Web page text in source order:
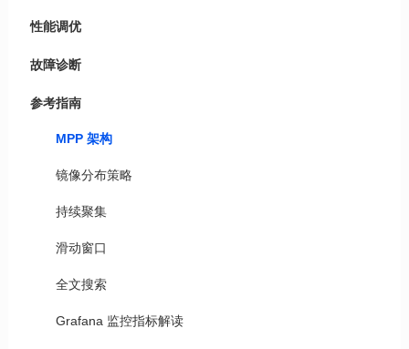
性能调优
故障诊断
参考指南
MPP 架构
镜像分布策略
持续聚集
滑动窗口
全文搜索
Grafana 监控指标解读